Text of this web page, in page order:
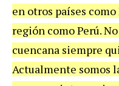
en otros países
región como Perú.
cuencana siempre
Actualmente somos